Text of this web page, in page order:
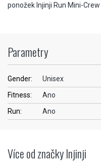
ponožek Injinji Run Mini-Crew
Parametry
Gender:
Unisex
Fitness:
Ano
Run:
Ano
Více od značky Injinji